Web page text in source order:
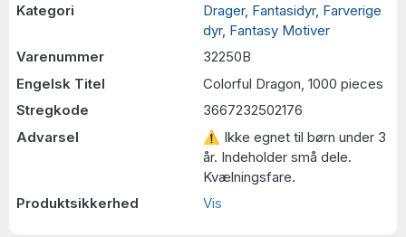
Kategori
Drager, Fantasidyr, Farverige
dyr, Fantasy Motiver
Varenummer
32250B
Engelsk Titel
Colorful Dragon, 1000 pieces
Stregkode
3667232502176
Advarsel
⚠ Ikke egnet til børn under 3
år. Indeholder små dele.
Kvælningsfare.
Produktsikkerhed
Vis